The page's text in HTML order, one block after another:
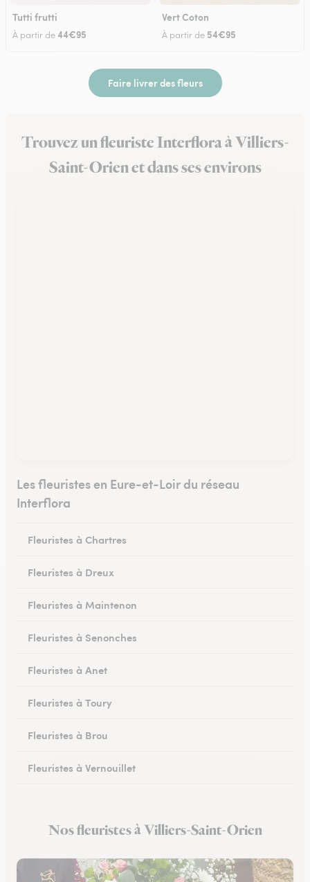
Tutti frutti
À partir de44€95
Vert Coton
À partir de 54€95
Faire livrer des fleurs
Trouvez un fleuriste Interflora à Villiers-
Saint-Orien et dans ses environs
Les fleuristes en Eure-et-Loir du réseau
Interflora
Fleuristes à Chartres
Fleuristes à Dreux
Fleuristes à Maintenon
Fleuristes à Senonches
Fleuristes à Anet
Fleuristes à Toury
Fleuristes à Brou
Fleuristes à Vernouillet
Fleuristes à Lucé
Nos fleuristes à Villiers-Saint-Orien